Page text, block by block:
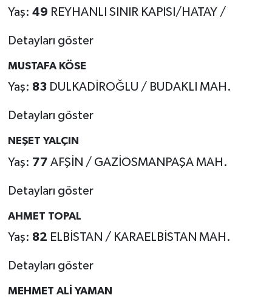
Yaş: 49 REYHANLI SINIR KAPISI/HATAY /
Detayları göster
MUSTAFA KÖSE
Yaş: 83DULKADİROĞLU / BUDAKLI MAH.
Detayları göster
NEŞET YALÇIN
Yaş: 77 AFŞİN / GAZİOSMANPAŞA MAH.
Detayları göster
AHMET TOPAL
Yaş: 82 ELBİSTAN / KARAELBİSTAN MAH.
Detayları göster
MEHMET ALİ YAMAN